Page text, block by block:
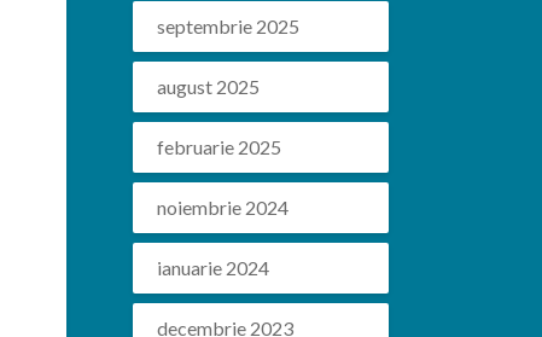
septembrie 2025
august 2025
februarie 2025
noiembrie 2024
ianuarie 2024
decembrie 2023